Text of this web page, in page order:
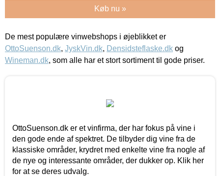
Køb nu »
De mest populære vinwebshops i øjeblikket er
OttoSuenson.dk, JyskVin.dk, Densidsteflaske.dk og
Wineman.dk, som alle har et stort sortiment til gode priser.
OttoSuenson.dk er et vinfirma, der har fokus på vine i
den gode ende af spektret. De tilbyder dig vine fra de
klassiske områder, krydret med enkelte vine fra nogle af
de nye og interessante områder, der dukker op. Klik her
for at se deres udvalg.